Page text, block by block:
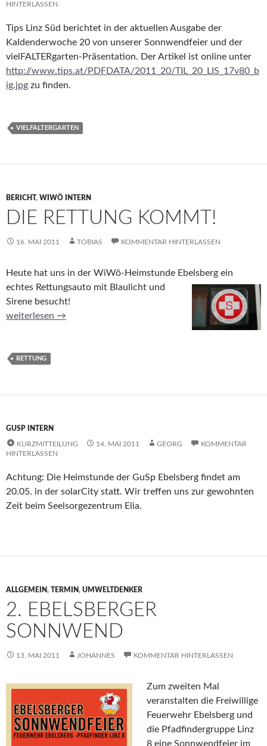
HINTERLASSEN
Tips Linz Süd berichtet in der aktuellen Ausgabe der
Kaldenderwoche 20 von unserer Sonnwendfeier und der
vielFALTERgarten-Präsentation. Der Artikel ist online unter
http://www.tips.at/PDFDATA/2011_20/TIL_20_LIS_17v80_b
ig.jpg zu finden.
VIELFALTERGARTEN
BERICHT, WIWÖ INTERN
DIE RETTUNG KOMMT!
16. MAI 2011 TOBIAS KOMMENTAR HINTERLASSEN
Heute hat uns in der WiWö-Heimstunde Ebelsberg ein
echtes Rettungsauto mit Blaulicht und
Sirene besucht!
Die Rettung kommt!
weiterlesen →
RETTUNG
GUSP INTERN
KURZMITTEILUNG 14. MAI 2011 GEORG
KOMMENTAR
HINTERLASSEN
Achtung: Die Heimstunde der GuSp Ebelsberg findet am
20.05. in der solarCity statt. Wir treffen uns zur gewohnten
Zeit beim Seelsorgezentrum Elia.
ALLGEMEIN, TERMIN, UMWELTDENKER
2. EBELSBERGER
SONNWEND
13. MAI 2011 JOHANNES KOMMENTAR HINTERLASSEN
Zum zweiten Mal
veranstalten die Freiwillige
Feuerwehr Ebelsberg und
die Pfadfindergruppe Linz
8 eine Sonnwendfeier im